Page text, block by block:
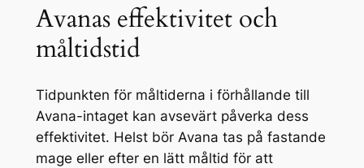
Avanas effektivitet och
måltidstid
Tidpunkten för måltiderna i förhållande till
Avana-intaget kan avsevärt påverka dess
effektivitet. Helst bör Avana tas på fastande
mage eller efter en lätt måltid för att